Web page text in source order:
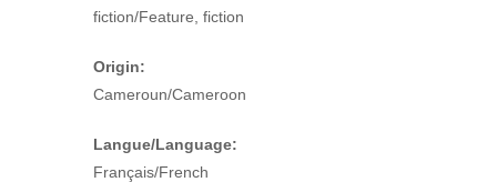
fiction/Feature, fiction
Origin:
Cameroun/Cameroon
Langue/Language:
Français/French